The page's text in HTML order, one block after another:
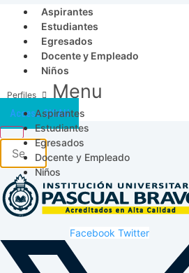
Aspirantes
Estudiantes
Egresados
Docente y Empleado
Niños
Menu
Aspirantes
Estudiantes
Egresados
Docente y Empleado
Niños
Acceso SICAU
Facebook Twitter